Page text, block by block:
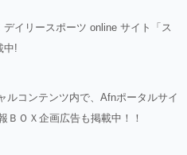
デイリースポーツ online サイト「ス
中!
ルコンテンツ内で、Afnポータルサイ
ＢＯＸ企画広告も掲載中！！